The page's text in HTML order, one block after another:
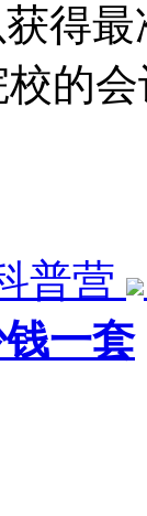
得
校的
普营
一套